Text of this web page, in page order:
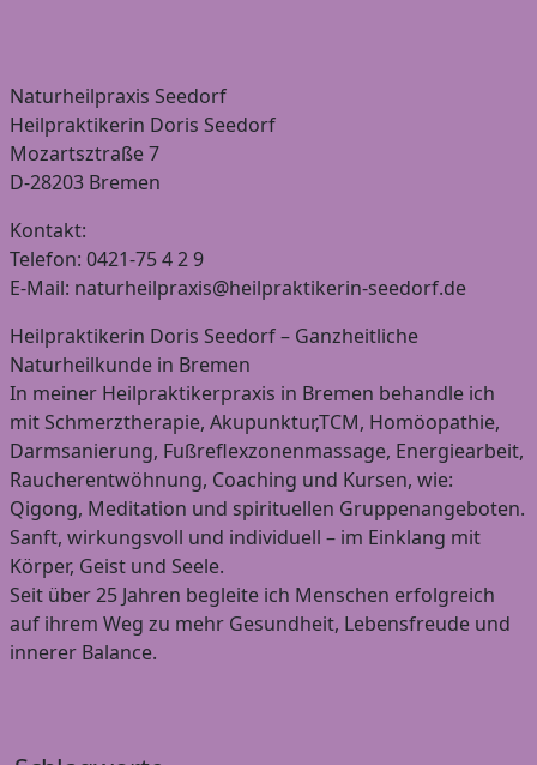
Naturheilpraxis Seedorf
Heilpraktikerin Doris Seedorf
Mozartsztraße 7
D-28203 Bremen
Kontakt:
Telefon: 0421-75 4 2 9
E-Mail: naturheilpraxis@heilpraktikerin-seedorf.de
Heilpraktikerin Doris Seedorf – Ganzheitliche
Naturheilkunde in Bremen
In meiner Heilpraktikerpraxis in Bremen behandle ich
mit Schmerztherapie, Akupunktur,TCM, Homöopathie,
Darmsanierung, Fußreflexzonenmassage, Energiearbeit,
Raucherentwöhnung, Coaching und Kursen, wie:
Qigong, Meditation und spirituellen Gruppenangeboten.
Sanft, wirkungsvoll und individuell – im Einklang mit
Körper, Geist und Seele.
Seit über 25 Jahren begleite ich Menschen erfolgreich
auf ihrem Weg zu mehr Gesundheit, Lebensfreude und
innerer Balance.